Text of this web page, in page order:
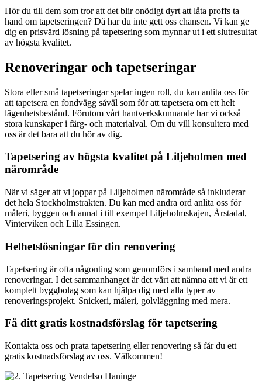
Hör du till dem som tror att det blir onödigt dyrt att låta proffs ta
hand om tapetseringen? Då har du inte gett oss chansen. Vi kan ge
dig en prisvärd lösning på tapetsering som mynnar ut i ett slutresultat
av högsta kvalitet.
Renoveringar och tapetseringar
Stora eller små tapetseringar spelar ingen roll, du kan anlita oss för
att tapetsera en fondvägg såväl som för att tapetsera om ett helt
lägenhetsbestånd. Förutom vårt hantverkskunnande har vi också
stora kunskaper i färg- och materialval. Om du vill konsultera med
oss är det bara att du hör av dig.
Tapetsering av högsta kvalitet på Liljeholmen med
närområde
När vi säger att vi joppar på Liljeholmen närområde så inkluderar
det hela Stockholmstrakten. Du kan med andra ord anlita oss för
måleri, byggen och annat i till exempel Liljeholmskajen, Årstadal,
Vinterviken och Lilla Essingen.
Helhetslösningar för din renovering
Tapetsering är ofta någonting som genomförs i samband med andra
renoveringar. I det sammanhanget är det värt att nämna att vi är ett
komplett byggbolag som kan hjälpa dig med alla typer av
renoveringsprojekt. Snickeri, måleri, golvläggning med mera.
Få ditt gratis kostnadsförslag för tapetsering
Kontakta oss och prata tapetsering eller renovering så får du ett
gratis kostnadsförslag av oss. Välkommen!